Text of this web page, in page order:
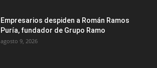
Empresarios despiden a Román Ramos
Puría, fundador de Grupo Ramo
agosto 9, 2026